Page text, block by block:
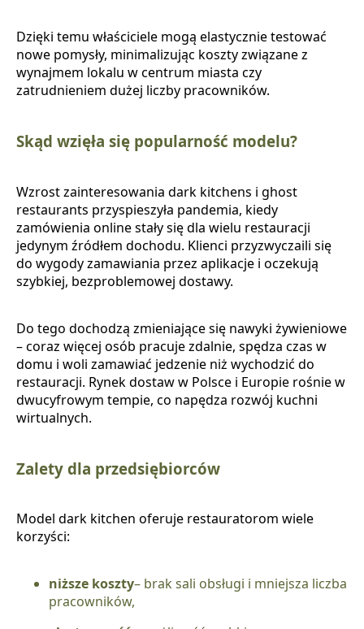
Dzięki temu właściciele mogą elastycznie testować
nowe pomysły, minimalizując koszty związane z
wynajmem lokalu w centrum miasta czy
zatrudnieniem dużej liczby pracowników.
Skąd wzięła się popularność modelu?
Wzrost zainteresowania dark kitchens i ghost
restaurants przyspieszyła pandemia, kiedy
zamówienia online stały się dla wielu restauracji
jedynym źródłem dochodu. Klienci przyzwyczaili się
do wygody zamawiania przez aplikacje i oczekują
szybkiej, bezproblemowej dostawy.
Do tego dochodzą zmieniające się nawyki żywieniowe
– coraz więcej osób pracuje zdalnie, spędza czas w
domu i woli zamawiać jedzenie niż wychodzić do
restauracji. Rynek dostaw w Polsce i Europie rośnie w
dwucyfrowym tempie, co napędza rozwój kuchni
wirtualnych.
Zalety dla przedsiębiorców
Model dark kitchen oferuje restauratorom wiele
korzyści:
niższe koszty– brak sali obsługi i mniejsza liczba
pracowników,